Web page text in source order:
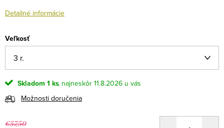
Detailné informácie
Veľkosť
Skladom 1 ks
11.8.2026
Možnosti doručenia
€57,50